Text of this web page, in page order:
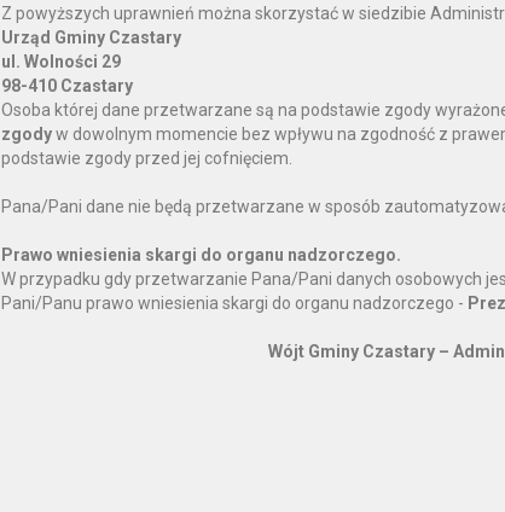
Z powyższych uprawnień można skorzystać w siedzibie
Urząd Gminy Czastary
ul. Wolności 29
98-410 Czastary
Osoba której dane przetwarzane są na podstawie zgody
zgodyw dowolnym momencie bez wpływu na zgodność z
podstawie zgody przed jej cofnięciem.
Pana/Pani dane nie będą przetwarzane w sposób
Prawo wniesienia skargi do organu nadzorczego.
W przypadku gdy przetwarzanie Pana/Pani danych osobowych
Pani/Panu prawo wniesienia skargi do organu nadzorczego -
Wójt Gminy Czastary –